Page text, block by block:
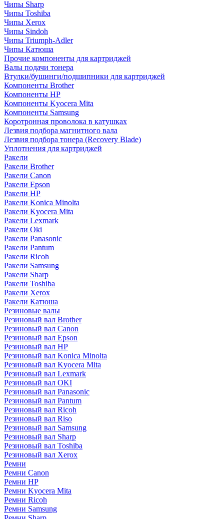
Чипы Sharp
Чипы Toshiba
Чипы Xerox
Чипы Sindoh
Чипы Triumph-Adler
Чипы Катюша
Прочие компоненты для картриджей
Валы подачи тонера
Втулки/бушинги/подшипники для картриджей
Компоненты Brother
Компоненты HP
Компоненты Kyocera Mita
Компоненты Samsung
Коротронная проволока в катушках
Лезвия подбора магнитного вала
Лезвия подбора тонера (Recovery Blade)
Уплотнения для картриджей
Ракели
Ракели Brother
Ракели Canon
Ракели Epson
Ракели HP
Ракели Konica Minolta
Ракели Kyocera Mita
Ракели Lexmark
Ракели Oki
Ракели Panasonic
Ракели Pantum
Ракели Ricoh
Ракели Samsung
Ракели Sharp
Ракели Toshiba
Ракели Xerox
Ракели Катюша
Резиновые валы
Резиновый вал Brother
Резиновый вал Canon
Резиновый вал Epson
Резиновый вал HP
Резиновый вал Konica Minolta
Резиновый вал Kyocera Mita
Резиновый вал Lexmark
Резиновый вал OKI
Резиновый вал Panasonic
Резиновый вал Pantum
Резиновый вал Ricoh
Резиновый вал Riso
Резиновый вал Samsung
Резиновый вал Sharp
Резиновый вал Toshiba
Резиновый вал Xerox
Ремни
Ремни Canon
Ремни HP
Ремни Kyocera Mita
Ремни Ricoh
Ремни Samsung